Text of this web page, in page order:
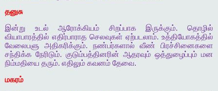
தனுசு
இன்று
உடல் ஆரோக்கியம் சிறப்பாக இருக்கும்.தொழில்
வியாபாரத்தில் எதிர்பாராத செலவுகள் ஏற்படலாம். உத்தியோகத்தில்
வேலைபளு
அதிகரிக்கும். நண்பர்களால் வீண்
பிரச்சினைகளை
சந்திக்க நேரிடும். குடும்பத்தினரின் ஆதரவும் ஒத்துழைப்பும் மன
நிம்மதியை தரும். எதிலும் கவனம் தேவை.
மகரம்